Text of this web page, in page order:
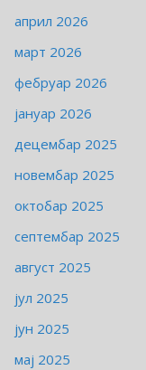
април 2026
март 2026
фебруар 2026
јануар 2026
децембар 2025
новембар 2025
октобар 2025
септембар 2025
август 2025
јул 2025
јун 2025
мај 2025